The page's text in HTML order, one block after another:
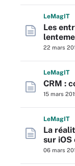
LeMagIT
Les
22 mars
LeMagIT
CRM :
15 mars
LeMagIT
La
sur iOS
06 mars